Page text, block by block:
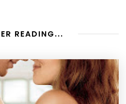
READING...